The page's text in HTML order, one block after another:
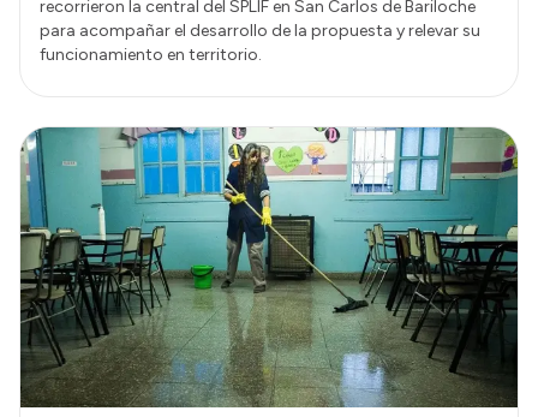
recorrieron la central del SPLIF en San Carlos de Bariloche
para acompañar el desarrollo de la propuesta y relevar su
funcionamiento en territorio.